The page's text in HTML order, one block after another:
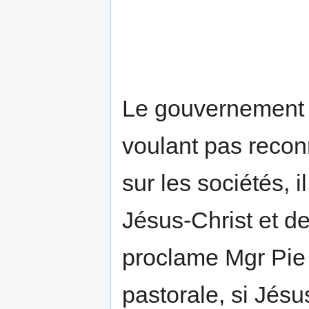
Le
voulant pas
sur les sociétés,
Jésus-Christ et
proclame Mgr
pastorale, si